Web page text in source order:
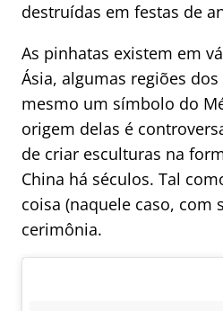
destruídas em festas de
As pinhatas existem em
Ásia, algumas regiões
mesmo um símbolo do
origem delas é
de criar esculturas na
China há séculos. Tal
coisa (naquele caso, com
cerimônia.